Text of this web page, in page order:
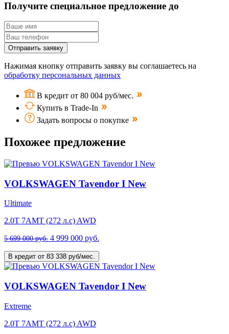
Получите специальное предложение до
Отправить заявку
Нажимая кнопку отправить заявку вы соглашаетесь на
обработку персональных данных
В кредит от 80 004 руб/мес.
Купить в Trade-In
Задать вопросы о покупке
Похожее предложение
VOLKSWAGEN Tavendor I New
Ultimate
2.0T 7AMT (272 л.с) AWD
5 699 000 руб. 4 999 000 руб.
В кредит от 83 338 руб/мес.
VOLKSWAGEN Tavendor I New
Extreme
2.0T 7AMT (272 л.с) AWD